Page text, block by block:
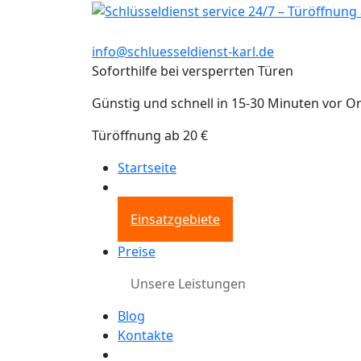
info@schluesseldienst-karl.de
Soforthilfe bei versperrten Türen
Günstig und schnell in 15-30 Minuten vor
Türöffnung ab 20 €
Startseite
Einsatzgebiete
Preise
Unsere Leistungen
Blog
Kontakte